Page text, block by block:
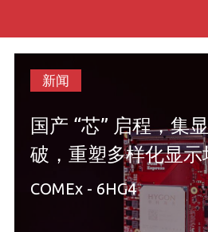
新闻
国产 “芯” 启程，集
破，重塑多样化显示
COMEx - 6HG4